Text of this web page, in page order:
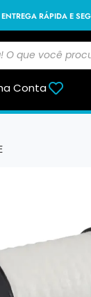
ENTREGA RÁPIDA E
Conta